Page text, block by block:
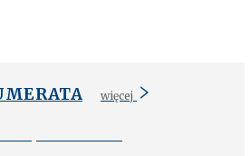
więcej